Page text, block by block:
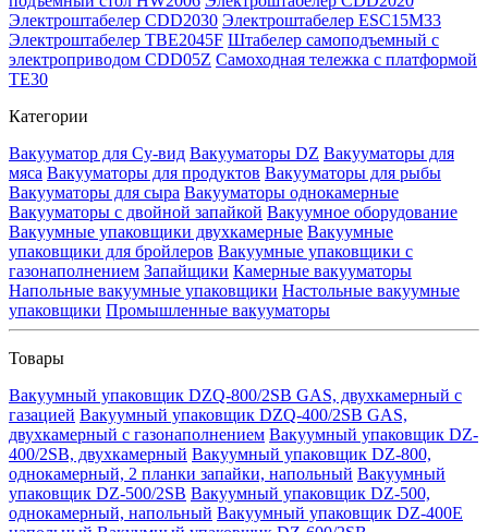
Электроштабелер CDD2030 Электроштабелер ESC15M33
Электроштабелер TBE2045F Штабелер самоподъемный с
электроприводом CDD05Z Самоходная тележка с платформой
TE30
Категории
Вакууматор для Су-вид Вакууматоры DZ Вакууматоры для
мяса Вакууматоры для продуктов Вакууматоры для рыбы
Вакууматоры для сыра Вакууматоры однокамерные
Вакууматоры с двойной запайкой Вакуумное оборудование
Вакуумные упаковщики двухкамерные Вакуумные
упаковщики для бройлеров Вакуумные упаковщики с
газонаполнением Запайщики Камерные вакууматоры
Напольные вакуумные упаковщики Настольные вакуумные
упаковщики Промышленные вакууматоры
Товары
Вакуумный упаковщик DZQ-800/2SB GAS, двухкамерный с
газацией Вакуумный упаковщик DZQ-400/2SB GAS,
двухкамерный с газонаполнением Вакуумный упаковщик DZ-
400/2SB, двухкамерный Вакуумный упаковщик DZ-800,
однокамерный, 2 планки запайки, напольный Вакуумный
упаковщик DZ-500/2SB Вакуумный упаковщик DZ-500,
однокамерный, напольный Вакуумный упаковщик DZ-400E